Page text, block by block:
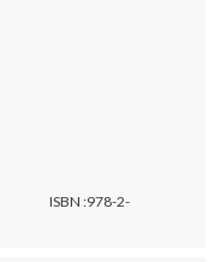
ISBN :978-2-